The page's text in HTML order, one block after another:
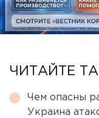
ЧИТАЙТЕ
Чем опасны
Украина